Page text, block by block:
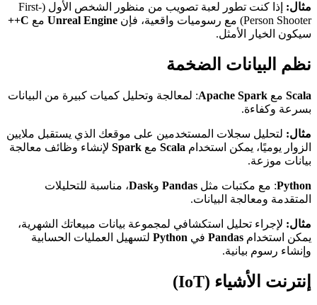
مثال:
إذا كنت تطور لعبة تصويب من منظور الشخص الأول (First-
Person Shooter) مع رسوميات واقعية، فإن
Unreal Engine مع C++
سيكون الخيار الأمثل.
نظم البيانات الضخمة
Scala مع Apache Spark: لمعالجة وتحليل كميات كبيرة من البيانات
بسرعة وكفاءة.
مثال: لتحليل سجلات المستخدمين على موقعك الذي يستقبل ملايين
الزوار يوميًا، يمكن استخدام Scala مع Spark لإنشاء وظائف معالجة
بيانات موزعة.
Python: مع مكتبات مثل Pandas وDask، مناسبة للتحليلات
المتقدمة ومعالجة البيانات.
مثال: لإجراء تحليل استكشافي لمجموعة بيانات مبيعاتك الشهرية،
يمكن استخدام Pandas في Python لتسهيل العمليات الحسابية
وإنشاء رسوم بيانية.
إنترنت الأشياء (IoT)